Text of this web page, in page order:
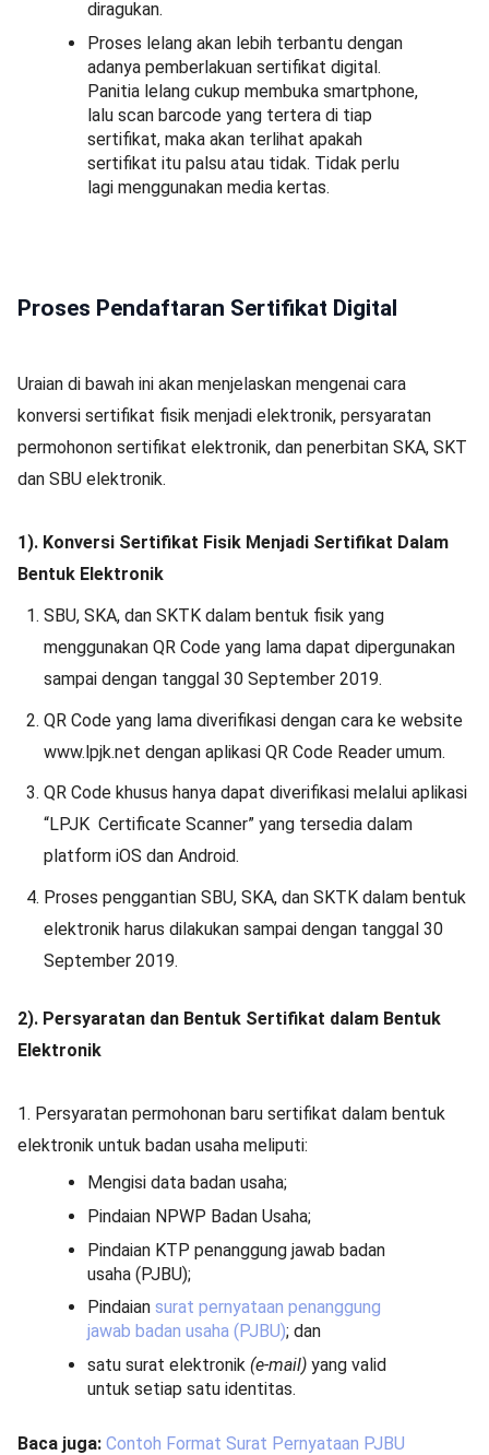
diragukan.
Proses lelang akan lebih terbantu dengan
adanya pemberlakuan sertifikat digital.
Panitia lelang cukup membuka smartphone,
lalu scan barcode yang tertera di tiap
sertifikat, maka akan terlihat apakah
sertifikat itu palsu atau tidak. Tidak perlu
lagi menggunakan media kertas.
Proses Pendaftaran Sertifikat Digital
Uraian di bawah ini akan menjelaskan mengenai cara
konversi sertifikat fisik menjadi elektronik, persyaratan
permohonon sertifikat elektronik, dan penerbitan SKA, SKT
dan SBU elektronik.
1). Konversi Sertifikat Fisik Menjadi Sertifikat Dalam
Bentuk Elektronik
SBU, SKA, dan SKTK dalam bentuk fisik yang
menggunakan QR Code yang lama dapat dipergunakan
sampai dengan tanggal 30 September 2019.
QR Code yang lama diverifikasi dengan cara ke website
www.lpjk.net dengan aplikasi QR Code Reader umum.
QR Code khusus hanya dapat diverifikasi melalui aplikasi
“LPJK Certificate Scanner” yang tersedia dalam
platform iOS dan Android.
Proses penggantian SBU, SKA, dan SKTK dalam bentuk
elektronik harus dilakukan sampai dengan tanggal 30
September 2019.
2). Persyaratan dan Bentuk Sertifikat dalam Bentuk
Elektronik
1. Persyaratan permohonan baru sertifikat dalam bentuk
elektronik untuk badan usaha meliputi:
Mengisi data badan usaha;
Pindaian NPWP Badan Usaha;
Pindaian KTP penanggung jawab badan
usaha (PJBU);
Pindaian surat pernyataan penanggung
jawab badan usaha (PJBU); dan
satu surat elektronik (e-mail) yang valid
untuk setiap satu identitas.
Baca juga: Contoh Format Surat Pernyataan PJBU